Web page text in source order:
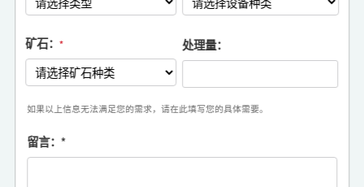
矿石： * 处理量：
如果以上信息无法满足您的需求，请在此填写您的具体需要。
留言：*